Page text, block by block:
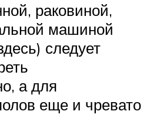
раковиной,
машиной
следует
а для
еще и чревато